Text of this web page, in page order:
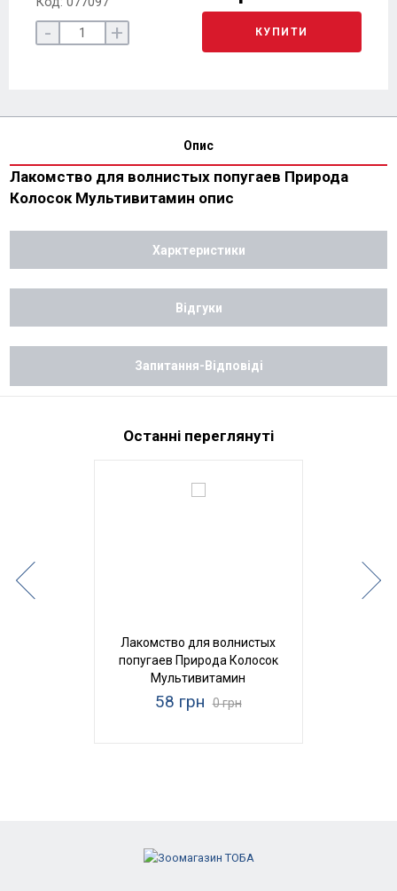
- + КУПИТИ
Опис
Лакомство для волнистых попугаев Природа
Колосок Мультивитамин опис
Харктеристики
Відгуки
Запитання-Відповіді
Останні переглянуті
Лакомство для волнистых
попугаев Природа Колосок
Мультивитамин
58 грн 0 грн